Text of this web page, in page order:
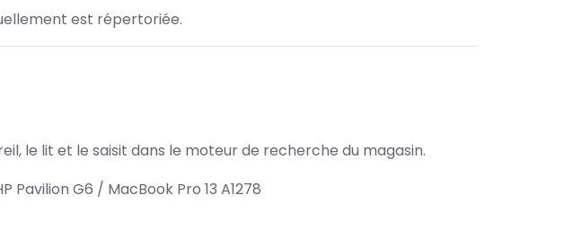
est répertoriée.
le lit et le saisit dans le moteur de recherche du magasin.
Pavilion G6 / MacBook Pro 13 A1278